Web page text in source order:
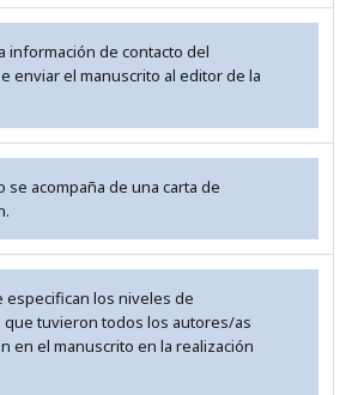
información de contacto del
enviar el manuscrito al editor de la
se acompaña de una carta de
especifican los niveles de
que tuvieron todos los autores/as
en el manuscrito en la realización